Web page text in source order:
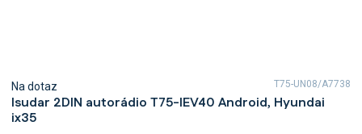
Isudar 2DIN autorádio T75-IEV40 Android, Hyundai
ix35
Na dotaz T75-UN08/A7738